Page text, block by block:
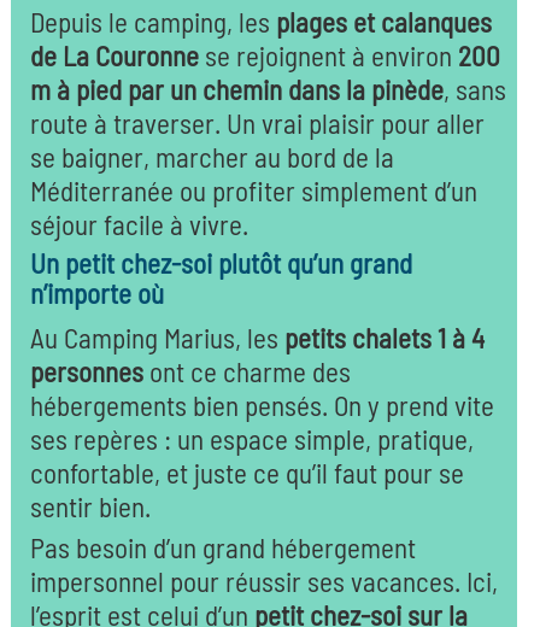
Depuis le camping, les plages et calanques
de La Couronne se rejoignent à environ 200
m à pied par un chemin dans la pinède, sans
route à traverser. Un vrai plaisir pour aller
se baigner, marcher au bord de la
Méditerranée ou profiter simplement d’un
séjour facile à vivre.
Un petit chez-soi plutôt qu’un grand
n’importe où
Au Camping Marius, les petits chalets 1 à 4
personnes ont ce charme des
hébergements bien pensés. On y prend vite
ses repères : un espace simple, pratique,
confortable, et juste ce qu’il faut pour se
sentir bien.
Pas besoin d’un grand hébergement
impersonnel pour réussir ses vacances. Ici,
l’esprit est celui d’un petit chez-soi sur la